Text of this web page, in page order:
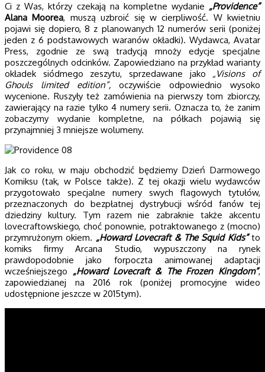
Ci z Was, którzy czekają na kompletne wydanie „Providence”
Alana Moorea, muszą uzbroić się w cierpliwość. W kwietniu
pojawi się dopiero, 8 z planowanych 12 numerów serii (poniżej
jeden z 6 podstawowych waranów okładki). Wydawca, Avatar
Press, zgodnie ze swą tradycją mnoży edycje specjalne
poszczególnych odcinków. Zapowiedziano na przykład warianty
okładek siódmego zeszytu, sprzedawane jako „Visions of
Ghouls limited edition”,oczywiście odpowiednio wysoko
wycenione. Ruszyły też zamówienia na pierwszy tom zbiorczy,
zawierający na razie tylko 4 numery serii. Oznacza to, że zanim
zobaczymy wydanie kompletne, na półkach pojawią się
przynajmniej 3 mniejsze wolumeny.
Jak co roku, w maju obchodzić będziemy Dzień Darmowego
Komiksu (tak, w Polsce także). Z tej okazji wielu wydawców
przygotowało specjalne numery swych flagowych tytułów,
przeznaczonych do bezpłatnej dystrybucji wśród fanów tej
dziedziny kultury. Tym razem nie zabraknie także akcentu
lovecraftowskiego, choć ponownie, potraktowanego z (mocno)
przymrużonym okiem. „Howard Lovecraft & The Squid Kids”to
komiks firmy Arcana Studio, wypuszczony na rynek
prawdopodobnie jako forpoczta animowanej adaptacji
wcześniejszego „Howard Lovecraft & The Frozen Kingdom”,
zapowiedzianej na 2016 rok (poniżej promocyjne wideo
udostępnione jeszcze w 2015tym).